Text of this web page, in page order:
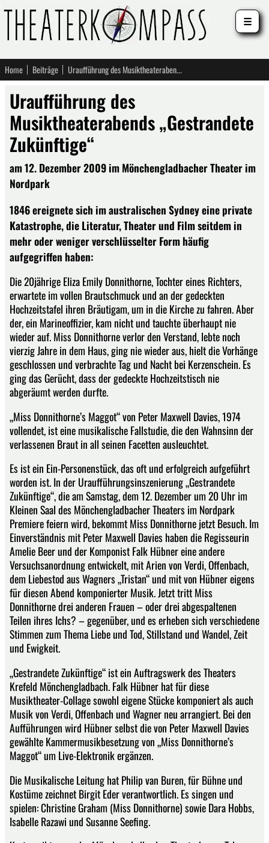
Home Beiträge Uraufführung des Musiktheaterabends „Gestrandete Zukünftige“
Uraufführung des
Musiktheaterabends „Gestrandete
Zukünftige“
am 12. Dezember 2009 im Mönchengladbacher Theater im
Nordpark
1846 ereignete sich im australischen Sydney eine private
Katastrophe, die Literatur, Theater und Film seitdem in
mehr oder weniger verschlüsselter Form häufig
aufgegriffen haben:
Die 20jährige Eliza Emily Donnithorne, Tochter eines Richters,
erwartete im vollen Brautschmuck und an der gedeckten
Hochzeitstafel ihren Bräutigam, um in die Kirche zu fahren. Aber
der, ein Marineoffizier, kam nicht und tauchte überhaupt nie
wieder auf. Miss Donnithorne verlor den Verstand, lebte noch
vierzig Jahre in dem Haus, ging nie wieder aus, hielt die Vorhänge
geschlossen und verbrachte Tag und Nacht bei Kerzenschein. Es
ging das Gerücht, dass der gedeckte Hochzeitstisch nie
abgeräumt werden durfte.
„Miss Donnithorne’s Maggot“ von Peter Maxwell Davies, 1974
vollendet, ist eine musikalische Fallstudie, die den Wahnsinn der
verlassenen Braut in all seinen Facetten ausleuchtet.
Es ist ein Ein-Personenstück, das oft und erfolgreich aufgeführt
worden ist. In der Uraufführungsinszenierung „Gestrandete
Zukünftige“, die am Samstag, dem 12. Dezember um 20 Uhr im
Kleinen Saal des Mönchengladbacher Theaters im Nordpark
Premiere feiern wird, bekommt Miss Donnithorne jetzt Besuch. Im
Einverständnis mit Peter Maxwell Davies haben die Regisseurin
Amelie Beer und der Komponist Falk Hübner eine andere
Versuchsanordnung entwickelt, mit Arien von Verdi, Offenbach,
dem Liebestod aus Wagners „Tristan“ und mit von Hübner eigens
für diesen Abend komponierter Musik. Jetzt tritt Miss
Donnithorne drei anderen Frauen – oder drei abgespaltenen
Teilen ihres Ichs? – gegenüber, und es erheben sich verschiedene
Stimmen zum Thema Liebe und Tod, Stillstand und Wandel, Zeit
und Ewigkeit.
„Gestrandete Zukünftige“ ist ein Auftragswerk des Theaters
Krefeld Mönchengladbach. Falk Hübner hat für diese
Musiktheater-Collage sowohl eigene Stücke komponiert als auch
Musik von Verdi, Offenbach und Wagner neu arrangiert. Bei den
Aufführungen wird Hübner selbst die von Peter Maxwell Davies
gewählte Kammermusikbesetzung von „Miss Donnithorne’s
Maggot“ um Live-Elektronik ergänzen.
Die Musikalische Leitung hat Philip van Buren, für Bühne und
Kostüme zeichnet Birgit Eder verantwortlich. Es singen und
spielen: Christine Graham (Miss Donnithorne) sowie Dara Hobbs,
Isabelle Razawi und Susanne Seefing.
☰